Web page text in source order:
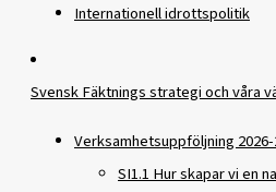
Internationell idrottspolitik
Svensk Fäktnings strategi och våra
Verksamhetsuppföljning
SI1.1 Hur skapar vi en